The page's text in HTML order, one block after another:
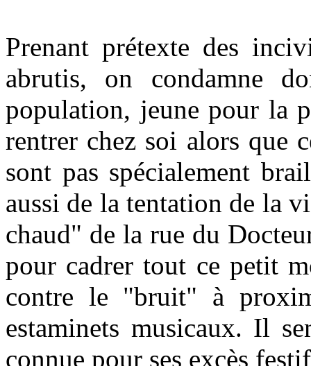
Prenant prétexte des
abrutis, on condamne
population, jeune pour la
rentrer chez soi alors que
sont pas spécialement
aussi de la tentation de la
chaud" de la rue du
pour cadrer tout ce petit
contre le "bruit" à
estaminets musicaux. Il
connue pour ses excès